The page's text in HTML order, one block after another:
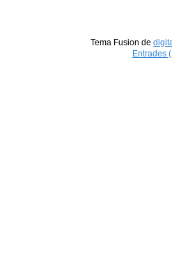
Tema Fusion de
Entrades